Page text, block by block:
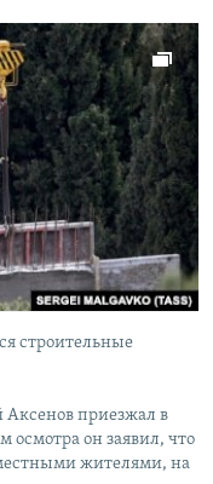
строительные
Аксенов приезжал в
осмотра он заявил, что
жителями, на